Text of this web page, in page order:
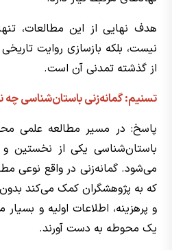
هدف نهایی از این مطالعات،
نیست، بلکه بازسازی روایت
از گذشته تمدنی آن است.
تسنیم: گمانه‌زنی باستان‌شناسی چه
پاسخ: در مسیر مطالعه علمی
باستان‌شناسی یکی از نخستین
می‌شود. گمانه‌زنی در واقع نوعی
که به پژوهشگران کمک می‌کند
و پرهزینه، اطلاعات اولیه و
یک محوطه به دست آورند.